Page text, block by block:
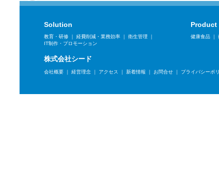
Solution
教育・研修 ｜ 経費削減・業務効率 ｜ 衛生管理 ｜
IT制作・プロモーション
Product
健康食品 ｜
株式会社シード
会社概要 ｜ 経営理念 ｜ アクセス ｜ 新着情報 ｜ お問合せ ｜ プライバシーポ